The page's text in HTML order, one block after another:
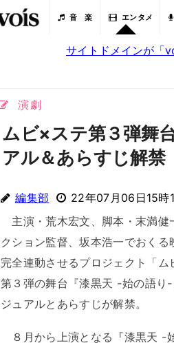
音 楽 エンタメ
サイトドメインが「
演劇
ムビ×ステ第３弾舞
アル＆あらすじ解禁
編集部 22年07月06日15時
主演・荒木宏文、脚本・末満健
クション監督、坂本浩一でおくる
完全連動させるプロジェクト「
第３弾の舞台『漆黒天 -始の語り
ジュアルとあらすじが解禁。
８月から上演となる『漆黒天 -